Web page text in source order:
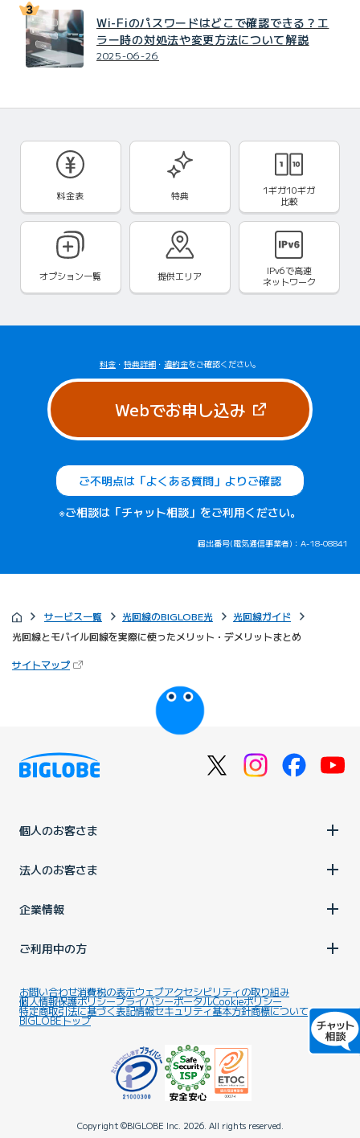
Wi-Fiのパスワードはどこで確認できる？エ
ラー時の対処法や変更方法について解説
2025-06-26
料金表 特典
1ギガ10ギガ
比較
オプション一覧 提供エリア IPv6で高速
ネットワーク
料金 ・ 特典詳細 ・ 違約金をご確認ください。
Webでお申し込み（新しいタブ
ご不明点は「よくある質問」よりご確認
※ご相談は「チャット相談」をご利用ください。
届出番号(電気通信事業者)：A-18-08841
サービス一覧 光回線のBIGLOBE光
光回線ガイド
光回線とモバイル回線を実際に使ったメリット・デメリットまとめ
サイトマップ（新しいタブで開きます）
びっぷるのページ
個人のお客さま
法人のお客さま
企業情報
ご利用中の方
お問い合わせ消費税の表示ウェブアクセシビリティの取り組み
個人情報保護ポリシープライバシーポータルCookieポリシー
特定商取引法に基づく表記情報セキュリティ基本方針商標について
BIGLOBEトップ
Copyright ©BIGLOBE Inc. 2026. All rights reserved.